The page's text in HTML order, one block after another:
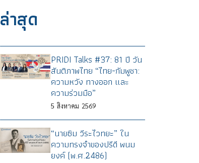
ล่าสุด
PRIDI Talks #37: 81 ปี วัน
สันติภาพไทย “ไทย-กัมพูชา:
ความหวัง ทางออก และ
ความร่วมมือ”
5 สิงหาคม 2569
“นายซิม วีระไวทยะ” ใน
ความทรงจำของปรีดี พนม
ยงค์ (พ.ศ.2486)